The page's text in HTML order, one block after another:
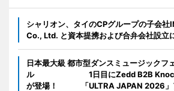
シャリオン、タイのCPグループの子会社
Co., Ltd. と資本提携および合弁会社設立
日本最大級 都市型ダンスミュージックフ
ル 1日目にZedd B2B Knock2
が登場！ 「ULTRA JAPAN 2026」